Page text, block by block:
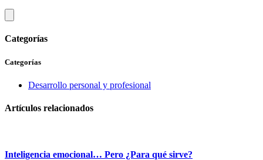
Categorías
Categorías
Desarrollo personal y profesional
Artículos relacionados
Inteligencia emocional… Pero ¿Para qué sirve?